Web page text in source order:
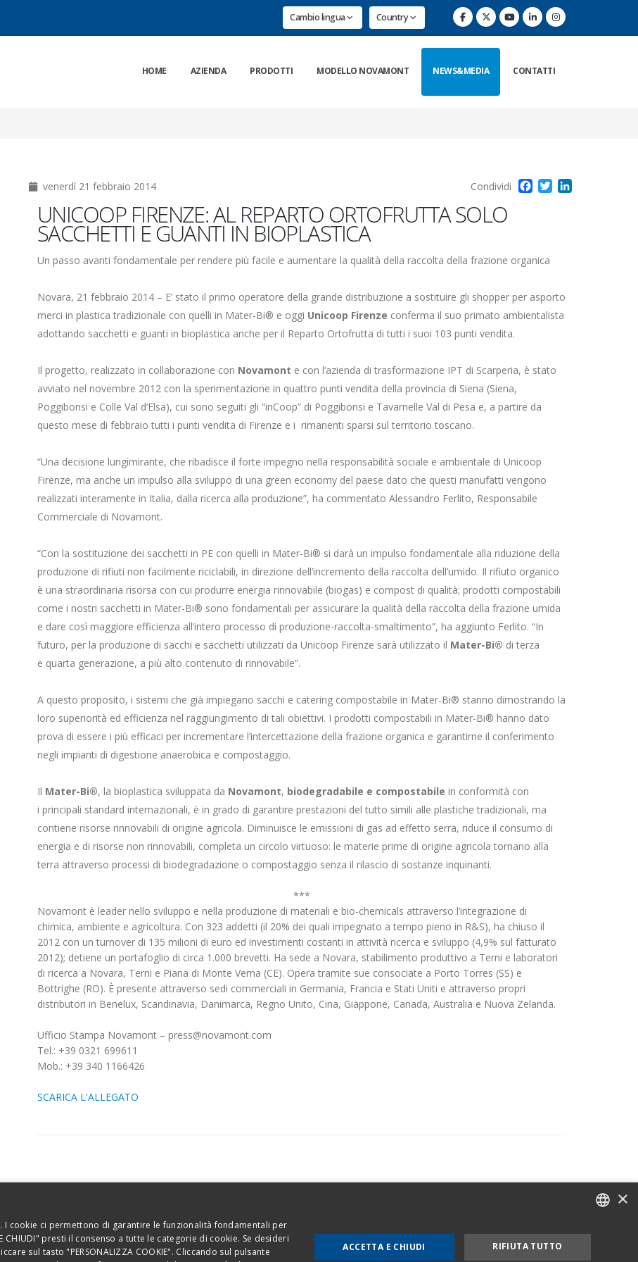
Cambio lingua Country
HOME AZIENDA PRODOTTI MODELLO NOVAMONT NEWS&MEDIA CONTATTI
venerdì 21 febbraio 2014 Facebook
Twitter
Condividi
UNICOOP FIRENZE: AL REPARTO ORTOFRUTTA SOLO
SACCHETTI E GUANTI IN BIOPLASTICA
Un passo avanti fondamentale per rendere più facile e aumentare la qualità della raccolta della frazione organica
Novara, 21 febbraio 2014 – E’ stato il primo operatore della grande distribuzione a sostituire gli shopper per asporto
merci in plastica tradizionale con quelli in Mater-Bi® e oggi Unicoop Firenze conferma il suo primato ambientalista
adottando sacchetti e guanti in bioplastica anche per il Reparto Ortofrutta di tutti i suoi 103 punti vendita.
Il progetto, realizzato in collaborazione con Novamont e con l’azienda di trasformazione IPT di Scarperia, è stato
avviato nel novembre 2012 con la sperimentazione in quattro punti vendita della provincia di Siena (Siena,
Poggibonsi e Colle Val d’Elsa), cui sono seguiti gli “inCoop” di Poggibonsi e Tavarnelle Val di Pesa e, a partire da
questo mese di febbraio tutti i punti vendita di Firenze e i rimanenti sparsi sul territorio toscano.
“Una decisione lungimirante, che ribadisce il forte impegno nella responsabilità sociale e ambientale di Unicoop
Firenze, ma anche un impulso alla sviluppo di una green economy del paese dato che questi manufatti vengono
realizzati interamente in Italia, dalla ricerca alla produzione”, ha commentato Alessandro Ferlito, Responsabile
Commerciale di Novamont.
“Con la sostituzione dei sacchetti in PE con quelli in Mater-Bi® si darà un impulso fondamentale alla riduzione della
produzione di rifiuti non facilmente riciclabili, in direzione dell’incremento della raccolta dell’umido. Il rifiuto organico
è una straordinaria risorsa con cui produrre energia rinnovabile (biogas) e compost di qualità; prodotti compostabili
come i nostri sacchetti in Mater-Bi® sono fondamentali per assicurare la qualità della raccolta della frazione umida
e dare così maggiore efficienza all’intero processo di produzione-raccolta-smaltimento”, ha aggiunto Ferlito. “In
futuro, per la produzione di sacchi e sacchetti utilizzati da Unicoop Firenze sarà utilizzato il Mater-Bi® di terza
e quarta generazione, a più alto contenuto di rinnovabile”.
A questo proposito, i sistemi che già impiegano sacchi e catering compostabile in Mater-Bi® stanno dimostrando la
loro superiorità ed efficienza nel raggiungimento di tali obiettivi. I prodotti compostabili in Mater-Bi® hanno dato
prova di essere i più efficaci per incrementare l’intercettazione della frazione organica e garantirne il conferimento
negli impianti di digestione anaerobica e compostaggio.
Il Mater-Bi®, la bioplastica sviluppata da Novamont, biodegradabile e compostabile in conformità con
i principali standard internazionali, è in grado di garantire prestazioni del tutto simili alle plastiche tradizionali, ma
contiene risorse rinnovabili di origine agricola. Diminuisce le emissioni di gas ad effetto serra, riduce il consumo di
energia e di risorse non rinnovabili, completa un circolo virtuoso: le materie prime di origine agricola tornano alla
terra attraverso processi di biodegradazione o compostaggio senza il rilascio di sostanze inquinanti.
***
Novamont è leader nello sviluppo e nella produzione di materiali e bio-chemicals attraverso l’integrazione di
chimica, ambiente e agricoltura. Con 323 addetti (il 20% dei quali impegnato a tempo pieno in R&S), ha chiuso il
2012 con un turnover di 135 milioni di euro ed investimenti costanti in attività ricerca e sviluppo (4,9% sul fatturato
2012); detiene un portafoglio di circa 1.000 brevetti. Ha sede a Novara, stabilimento produttivo a Terni e laboratori
di ricerca a Novara, Terni e Piana di Monte Verna (CE). Opera tramite sue consociate a Porto Torres (SS) e
Bottrighe (RO). È presente attraverso sedi commerciali in Germania, Francia e Stati Uniti e attraverso propri
distributori in Benelux, Scandinavia, Danimarca, Regno Unito, Cina, Giappone, Canada, Australia e Nuova Zelanda.
Ufficio Stampa Novamont – press@novamont.com
Tel.: +39 0321 699611
Mob.: +39 340 1166426
SCARICA L'ALLEGATO
ITALIAN
×
cookie ci permettono di garantire le funzionalità fondamentali per
presti il consenso a tutte le categorie di cookie. Se desideri
sul tasto "PERSONALIZZA COOKIE". Cliccando sul pulsante
ACCETTA E CHIUDI RIFIUTA TUTTO